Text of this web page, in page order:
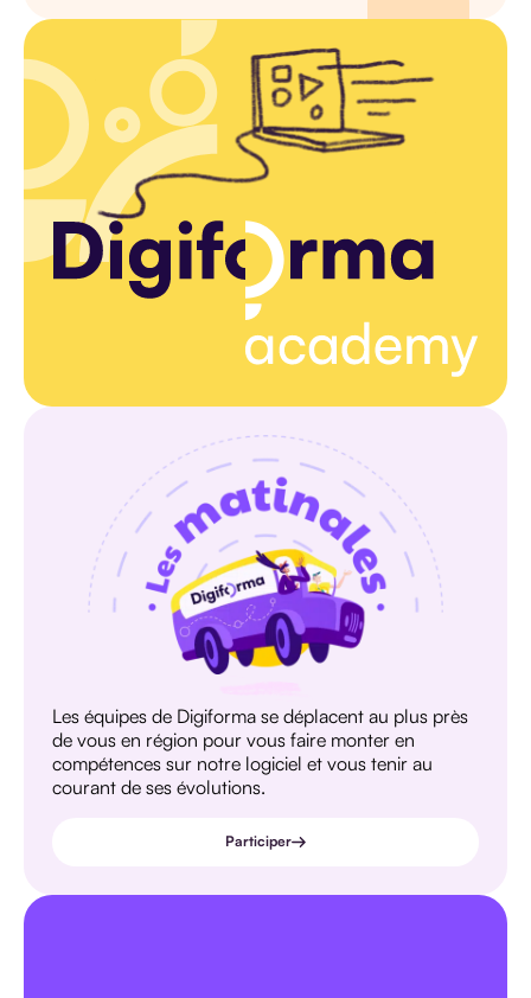
Les équipes de Digiforma se déplacent au plus près
de vous en région pour vous faire monter en
compétences sur notre logiciel et vous tenir au
courant de ses évolutions.
Participer